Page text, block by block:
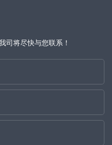
司将尽快与您联系！